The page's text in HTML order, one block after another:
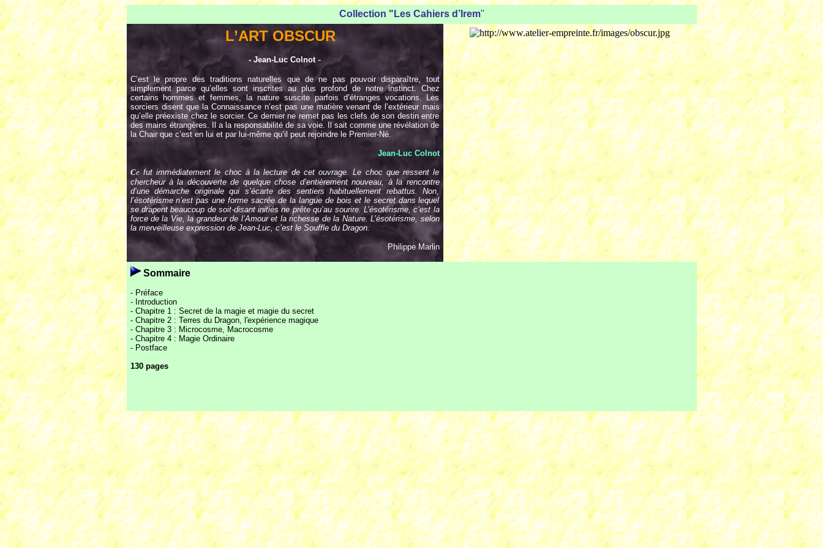
Collection "Les Cahiers d’Irem"
L’ART OBSCUR
- Jean-Luc Colnot-
C’est le propre des traditions naturelles que de ne pas pouvoir disparaître, tout
simplement parce qu’elles sont inscrites au plus profond de notre instinct. Chez
certains hommes et femmes, la nature suscite parfois d’étranges vocations. Les
sorciers disent que la Connaissance n’est pas une matière venant de l’extérieur mais
qu’elle préexiste chez le sorcier. Ce dernier ne remet pas les clefs de son destin entre
des mains étrangères. Il a la responsabilité de sa voie. Il sait comme une révélation de
la Chair que c’est en lui et par lui-même qu’il peut rejoindre le Premier-Né.
Jean-Luc Colnot
Cefut immédiatement le choc à la lecture de cet ouvrage. Le choc que ressent le
chercheur à la découverte de quelque chose d’entièrement nouveau, à la rencontre
d’une démarche originale qui s’écarte des sentiers habituellement rebattus. Non,
l’ésotérisme n’est pas une forme sacrée de la langue de bois et le secret dans lequel
se drapent beaucoup de soit-disant initiés ne prête qu’au sourire. L’ésotérisme, c’est la
force de la Vie, la grandeur de l’Amour et la richesse de la Nature. L’ésotérisme, selon
la merveilleuse expression de Jean-Luc, c’est le Souffle du Dragon.
Philippe Marlin
Sommaire
- Préface
- Introduction
- Chapitre 1 : Secret de la magie et magie du secret
- Chapitre 2 : Terres du Dragon, l'expérience magique
- Chapitre 3 : Microcosme, Macrocosme
- Chapitre 4 : Magie Ordinaire
- Postface
130 pages